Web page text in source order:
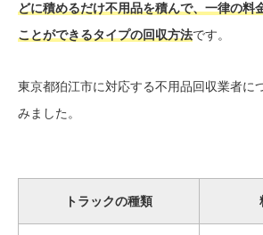
どに積めるだけ不用品を積んで、一律の料
ことができるタイプの回収方法です。
東京都狛江市に対応する不用品回収業者に
みました。
トラックの種類